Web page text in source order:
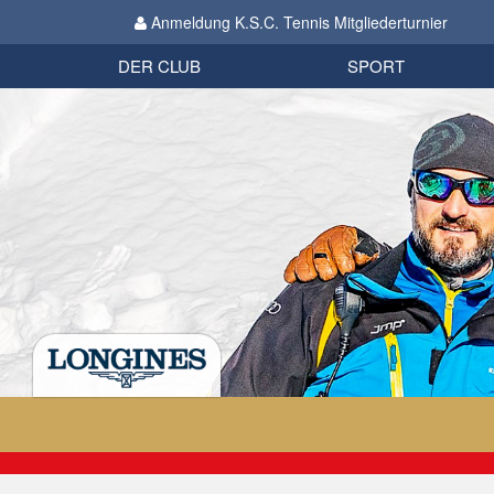
Anmeldung K.S.C. Tennis Mitgliederturnier
DER CLUB
Organisation
SPORT
Biathlon
Datenschutzverordnung 2018
Impressum